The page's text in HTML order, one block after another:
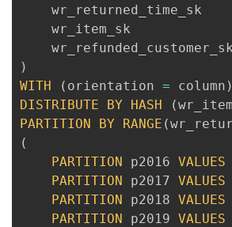
wr_returned_time_sk
wr_item_sk
)
WITH
( orientation = column )
DISTRIBUTE
BY HASH (
PARTITION
BY RANGE (
(
PARTITION p2016 VALUES
PARTITION p2017 VALUES
PARTITION p2018 VALUES
PARTITION p2019 VALUES